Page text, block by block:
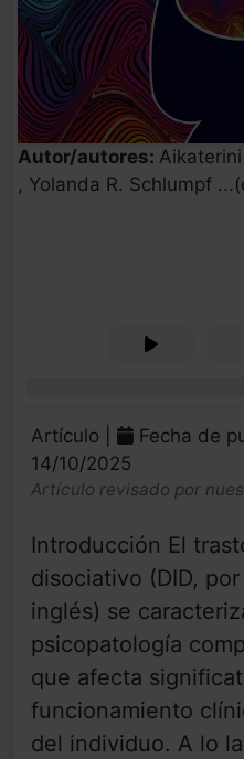
Autor/autores:
, Yolanda R. Schlumpf
Artículo |
Fecha de
14/10/2025
Artículo revisado por
Introducción El
disociativo (DID,
inglés) se
psicopatología
que afecta
funcionamiento
del individuo. A lo